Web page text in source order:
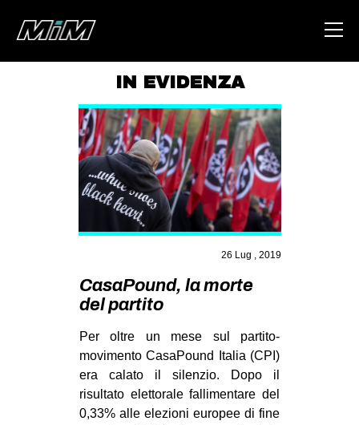
ABOUT
AREA
DEGENERAZIONE
GAZA FREESTYLE
CSOA LAMBRETTA
MSM
STUDENTI TSUNAMI
ZAM
MILANO
MOBILITAZIONI
IN EVIDENZA
26 Lug , 2019
CasaPound, la morte
del partito
Per oltre un mese sul partito-
movimento CasaPound Italia (CPI)
era calato il silenzio. Dopo il
risultato elettorale fallimentare del
0,33% alle elezioni europee di fine